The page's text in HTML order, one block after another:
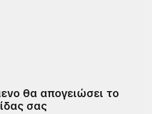
θα απογειώσει το
σας